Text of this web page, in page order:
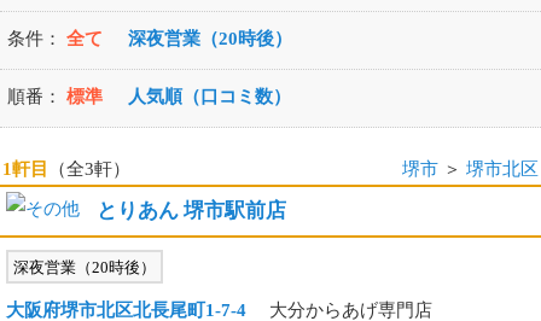
条件： 全て 深夜営業（20時後）
順番： 標準 人気順（口コミ数）
1軒目 （全3軒） 堺市 ＞ 堺市北区
とりあん 堺市駅前店
深夜営業（20時後）
大阪府堺市北区北長尾町1-7-4 大分からあげ専門店